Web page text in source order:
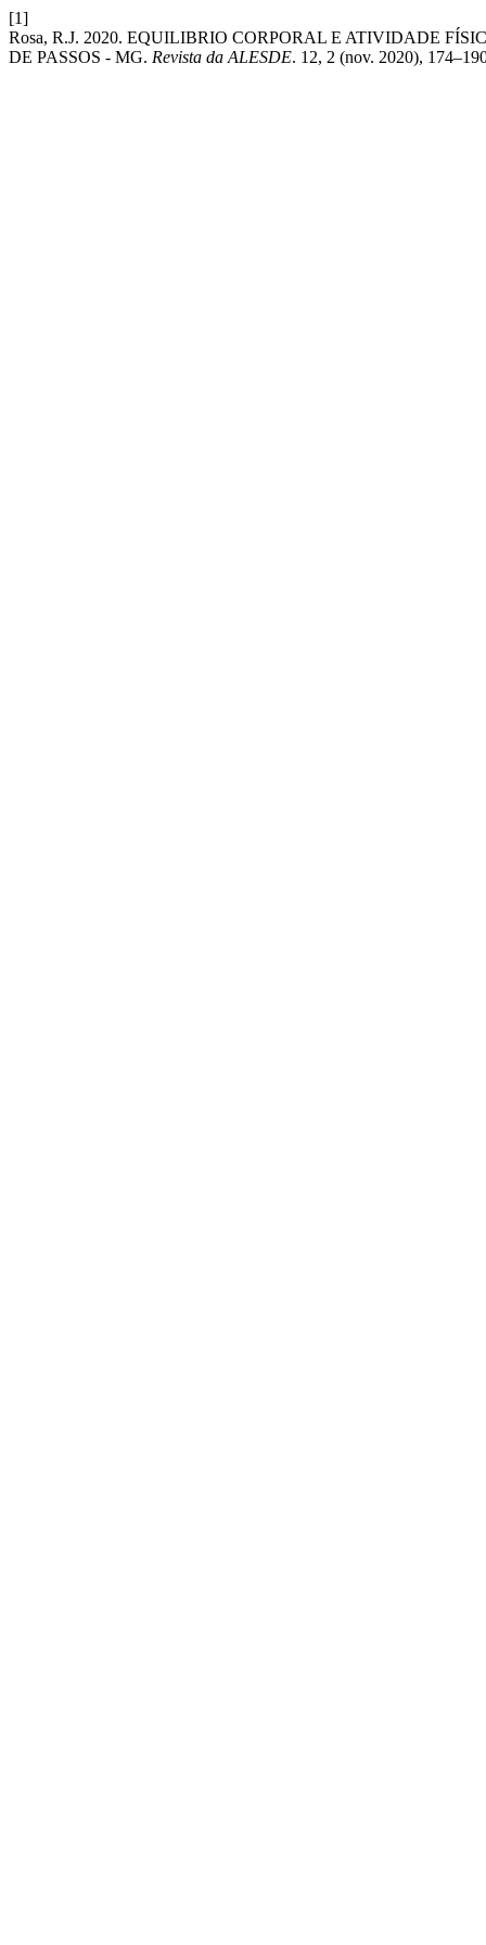
[1]
Rosa, R.J. 2020. EQUILIBRIO CORPORAL E ATIVIDADE
DE PASSOS - MG. Revista da ALESDE. 12, 2 (nov. 2020),